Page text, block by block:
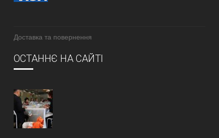
Доставка та повернення
ОСТАННЄ НА САЙТІ